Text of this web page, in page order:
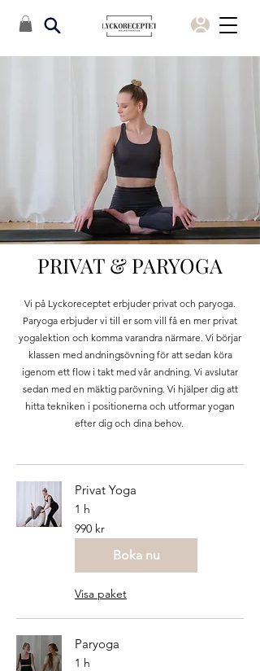
PRIVAT & PARYOGA
Vi på Lyckoreceptet erbjuder privat och paryoga.
Paryoga erbjuder vi till er som vill få en mer privat
yogalektion och komma varandra närmare. Vi börjar
klassen med andningsövning för att sedan köra
igenom ett flow i takt med vår andning. Vi avslutar
sedan med en mäktig parövning. Vi hjälper dig att
hitta tekniken i positionerna och utformar yogan
efter dig och dina behov.
Privat Yoga
1 h
990
svenska
kronor
990 kr
Boka nu
Visa paket
Paryoga
1 h